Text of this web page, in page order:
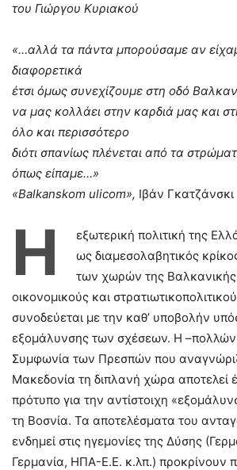
του Γιώργου Κυριακού
«…αλλά τα πάντα μπορούσαμε αν
διαφορετικά
έτσι όμως συνεχίζουμε στη οδό
να μας κολλάει στην καρδιά μας και
όλο και περισσότερο
διότι σπανίως πλένεται από τα
όπως είπαμε…»
«Balkanskom ulicom», Ιβάν Γκατζάνσκι
Η
εξωτερική πολιτική της
ως διαμεσολαβητικός
των χωρών της Βαλκανικής
οικονομικούς και
συνοδεύεται με την καθ’ υποβολήν
εξομάλυνσης των σχέσεων. Η
Συμφωνία των Πρεσπών που
Μακεδονία τη διπλανή χώρα αποτελεί
πρότυπο για την αντίστοιχη
τη Βοσνία. Τα αποτελέσματα του
ενδημεί στις ηγεμονίες της Δύσης
Γερμανία, ΗΠΑ-Ε.Ε. κ.λπ.) προκρίνουν